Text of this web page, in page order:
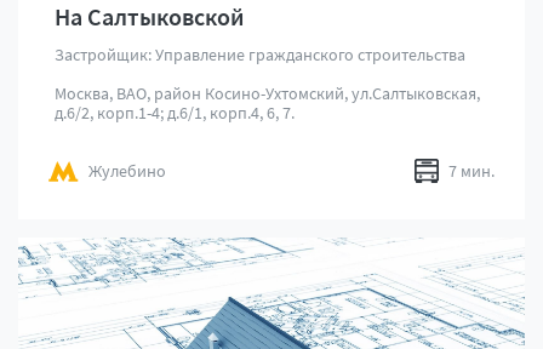
На Салтыковской
Застройщик: Управление гражданского строительства
Москва, ВАО, район Косино-Ухтомский, ул.Салтыковская,
д.6/2, корп.1-4; д.6/1, корп.4, 6, 7.
Жулебино 7 мин.